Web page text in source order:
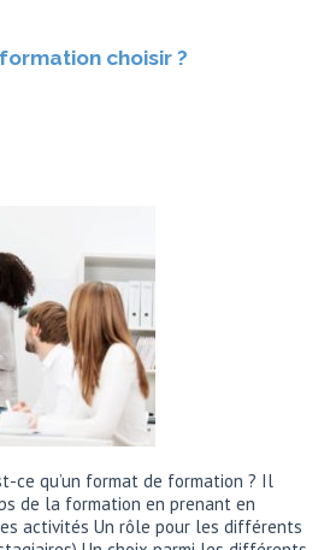
choisir ?
ce qu’un format de formation ? Il
de la formation en prenant en
activités Un rôle pour les différents